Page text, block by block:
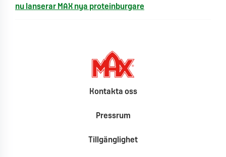
nu lanserar MAX nya proteinburgare
Kontakta oss
Pressrum
Tillgänglighet